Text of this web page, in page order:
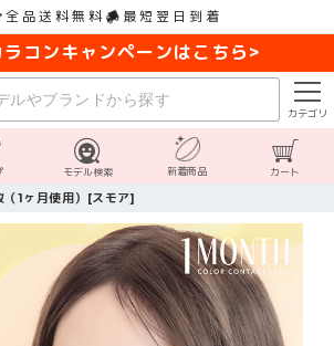
全品送料無料 最短翌日到着
ラコンキャンペーンはこちら>
カテゴリ
モデル検索 新着商品 カート
1ヶ月使用）[スモア]